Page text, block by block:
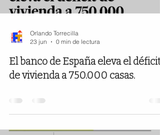
Orlando Torrecilla
23 jun
0 min de lectura
El banco de España eleva el déficit
de vivienda a 750.000 casas.